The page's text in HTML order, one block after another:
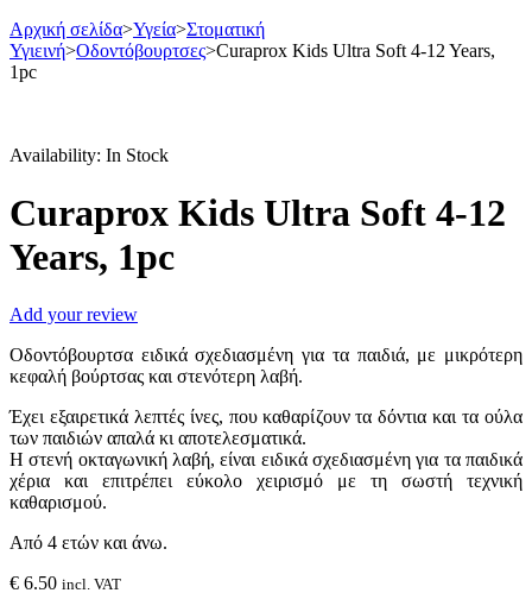
Αρχική σελίδα>Υγεία>Στοματική
Υγιεινή>Οδοντόβουρτσες>Curaprox Kids Ultra Soft 4-12 Years,
1pc
Availability: In Stock
Curaprox Kids Ultra Soft 4-12
Years, 1pc
Add your review
Οδοντόβουρτσα ειδικά σχεδιασμένη για τα παιδιά, με μικρότερη
κεφαλή βούρτσας και στενότερη λαβή.
Έχει εξαιρετικά λεπτές ίνες, που καθαρίζουν τα δόντια και τα ούλα
των παιδιών απαλά κι αποτελεσματικά.
Η στενή οκταγωνική λαβή, είναι ειδικά σχεδιασμένη για τα παιδικά
χέρια και επιτρέπει εύκολο χειρισμό με τη σωστή τεχνική
καθαρισμού.
Από 4 ετών και άνω.
€ 6.50 incl. VAT